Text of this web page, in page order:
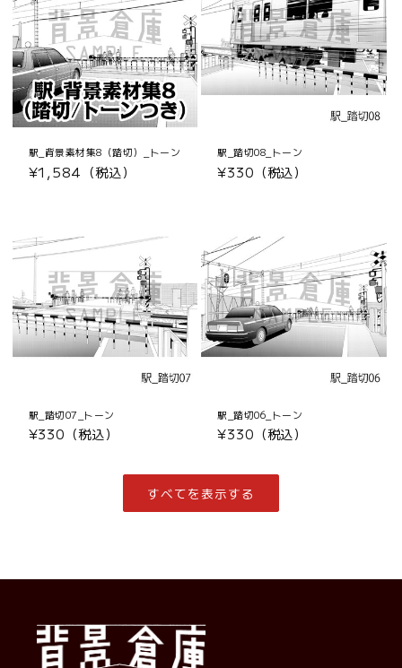
駅_背景素材集8（踏切）_トーン
通
¥1,584（税込）
駅_踏切08_トーン
通
¥330（税込）
駅_踏切07_トーン
通
¥330（税込）
駅_踏切06_トーン
通
価
格
¥330（税込）
すべてを表示する